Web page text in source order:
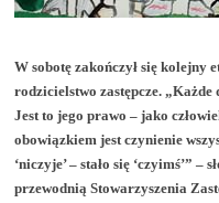
W sobotę zakończył się
rodzicielstwo zastępcze.
Jest to jego prawo – jako
obowiązkiem jest czynienie
‘niczyje’ – stało się ‘czyimś’”
przewodnią Stowarzyszenia